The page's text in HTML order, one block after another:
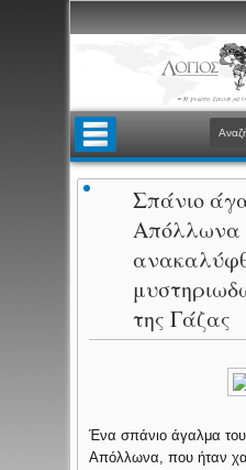
Σπάνιο
Απόλλωνα
της Γάζας
Ένα σπάνιο άγαλμα
Απόλλωνα, που ήταν